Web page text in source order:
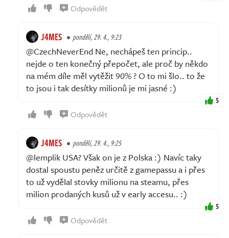
Odpovědět
J4MES pondělí, 29. 4., 9:23
@CzechNeverEnd Ne, nechápeš ten princip..
nejde o ten konečný přepočet, ale proč by někdo
na mém díle měl vytěžit 90% ? O to mi šlo.. to že
to jsou i tak desítky milionů je mi jasné :)
5
Odpovědět
J4MES pondělí, 29. 4., 9:25
@lemplik USA? Však on je z Polska :) Navíc taky
dostal spoustu peněz určitě z gamepassu a i přes
to už vydělal stovky milionu na steamu, přes
milion prodaných kusů už v early accesu.. :)
5
Odpovědět